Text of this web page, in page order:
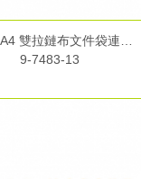
9-7483-13